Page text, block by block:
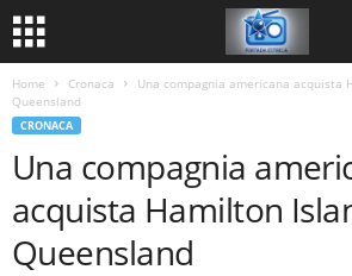
Home Cronaca
Una compagnia americana acquista
Queensland
CRONACA
Una compagnia
acquista Hamilton
Queensland